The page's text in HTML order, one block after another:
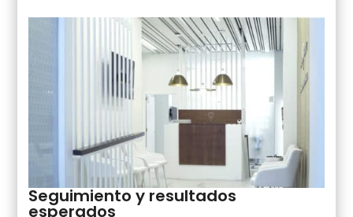
Seguimiento y resultados
esperados